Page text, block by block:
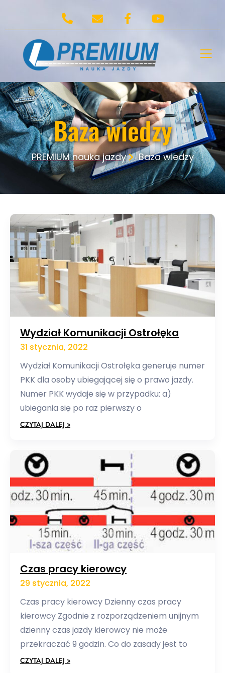
Baza wiedzy
PREMIUM nauka jazdy Baza wiedzy
Wydział Komunikacji Ostrołęka
31 stycznia, 2022
Wydział Komunikacji Ostrołęka generuje numer
PKK dla osoby ubiegającej się o prawo jazdy.
Numer PKK wydaje się w przypadku: a)
ubiegania się po raz pierwszy o
CZYTAJ DALEJ »
Czas pracy kierowcy
29 stycznia, 2022
Czas pracy kierowcy Dzienny czas pracy
kierowcy Zgodnie z rozporządzeniem unijnym
dzienny czas jazdy kierowcy nie może
przekraczać 9 godzin. Co do zasady jest to
CZYTAJ DALEJ »